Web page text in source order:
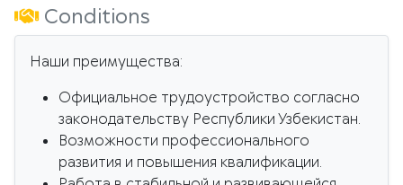
Conditions
Наши преимущества:
Официальное трудоустройство согласно
законодательству Республики Узбекистан.
Возможности профессионального
развития и повышения квалификации.